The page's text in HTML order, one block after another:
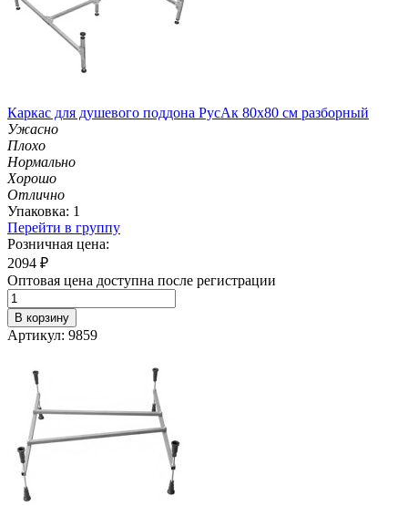
Каркас для душевого поддона РусАк 80х80 см разборный
Ужасно
Плохо
Нормально
Хорошо
Отлично
Упаковка: 1
Перейти в группу
Розничная цена:
2094 ₽
Оптовая цена доступна после регистрации
В корзину
Артикул: 9859